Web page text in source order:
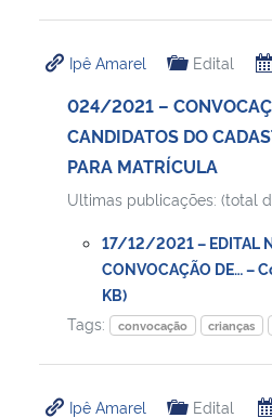
Ipê Amarel Edital
024/2021 –
CANDIDATOS DO
PARA MATRÍCULA
Ultimas publicações: (total
17/12/2021 – EDITAL
CONVOCAÇÃO DE… –
KB)
Tags:
convocação crianças
Ipê Amarel Edital